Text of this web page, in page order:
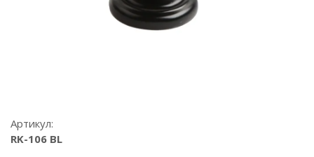
Артикул:
RK-106 BL